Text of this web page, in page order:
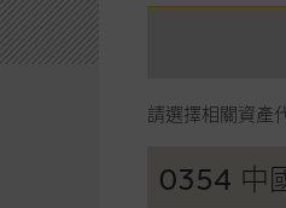
請選擇相關資產
0354 中